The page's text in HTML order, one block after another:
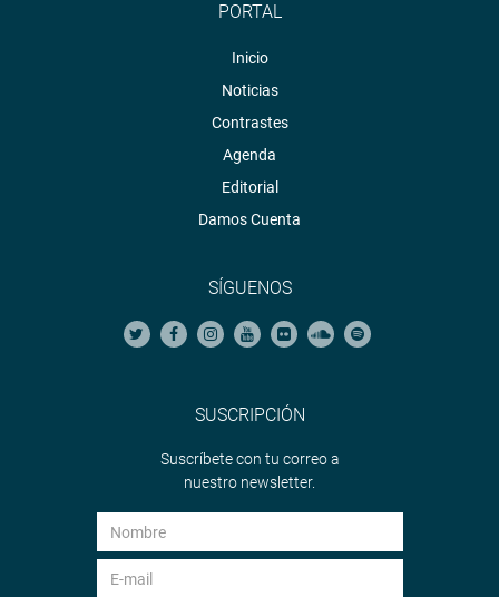
PORTAL
Inicio
Noticias
Contrastes
Agenda
Editorial
Damos Cuenta
SÍGUENOS
SUSCRIPCIÓN
Suscríbete con tu correo a
nuestro newsletter.